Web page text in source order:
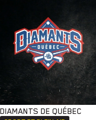
DIAMANTS DE QUÉBEC